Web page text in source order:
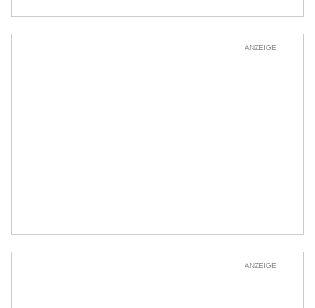
ANZEIGE
ANZEIGE